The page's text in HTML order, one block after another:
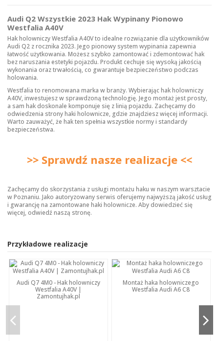
Audi Q2 Wszystkie 2023 Hak Wypinany Pionowo
Westfalia A40V
Hak holowniczy Westfalia A40V to idealne rozwiązanie dla użytkowników
Audi Q2 z rocznika 2023. Jego pionowy system wypinania zapewnia
łatwość użytkowania. Możesz szybko zamontować i zdemontować hak
bez naruszania estetyki pojazdu. Produkt cechuje się wysoką jakością
wykonania oraz trwałością, co gwarantuje bezpieczeństwo podczas
holowania.
Westfalia to renomowana marka w branży. Wybierając hak holowniczy
A40V, inwestujesz w sprawdzoną technologię. Jego montaż jest prosty,
a sam hak doskonale komponuje się z linią pojazdu. Zachęcamy do
odwiedzenia stronyhaki holownicze, gdzie znajdziesz więcej informacji.
Warto zauważyć, że hak ten spełnia wszystkie normy i standardy
bezpieczeństwa.
>> Sprawdź nasze realizacje <<
Zachęcamy do skorzystania z usługi montażu haku w naszym warsztacie
w Poznaniu. Jako autoryzowany serwis oferujemy najwyższą jakość usług
i gwarancję na zamontowane haki holownicze. Aby dowiedzieć się
więcej, odwiedź naszą stronę.
Przykładowe realizacje
Audi Q7 4M0 - Hak holowniczy
Westfalia A40V |
Zamontujhak.pl
Montaż haka holowniczego
Westfalia Audi A6 C8